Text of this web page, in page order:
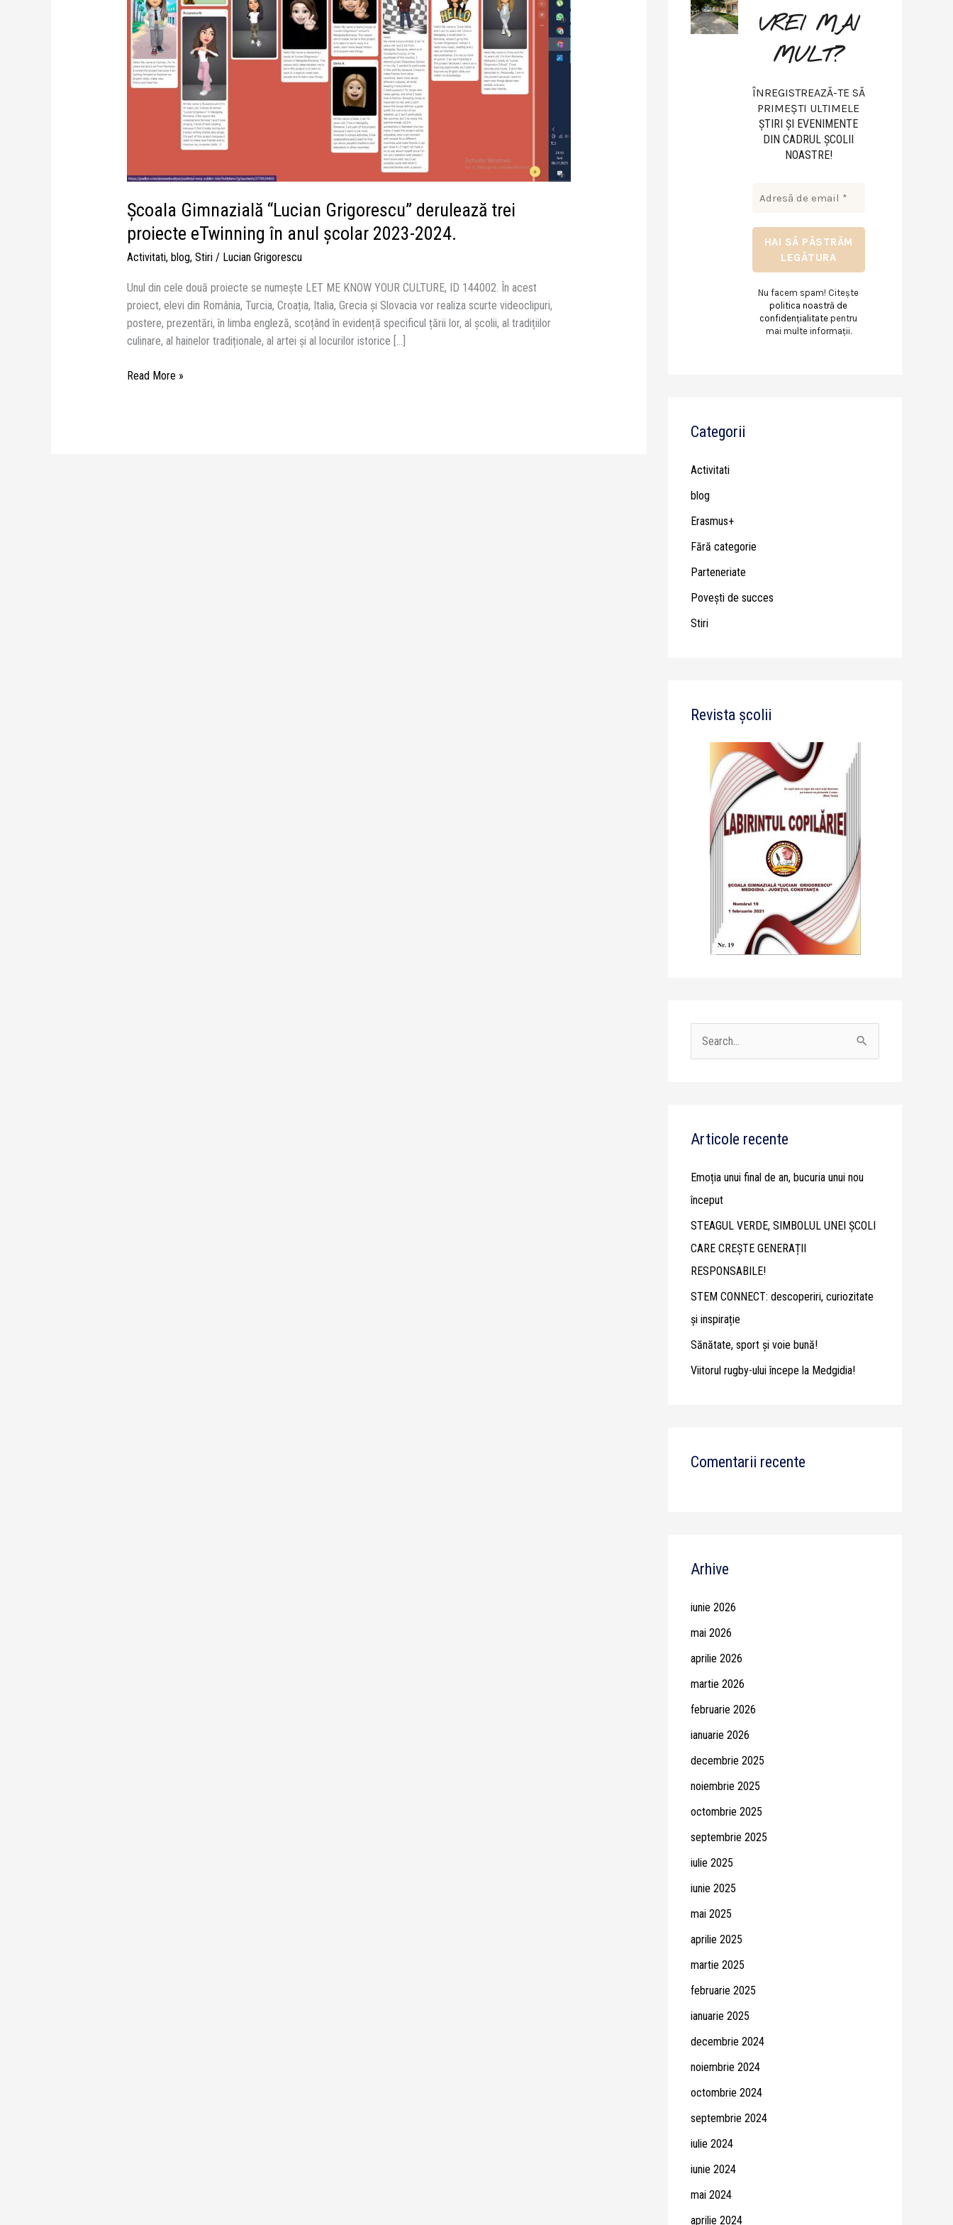
Şcoala Gimnazială “Lucian Grigorescu” derulează trei
proiecte eTwinning în anul şcolar 2023-2024.
Activitati, blog, Stiri/ Lucian Grigorescu
Unul din cele două proiecte se numește LET ME KNOW YOUR CULTURE, ID 144002. În acest
proiect, elevi din România, Turcia, Croația, Italia, Grecia și Slovacia vor realiza scurte videoclipuri,
postere, prezentări, în limba engleză, scoțând în evidență specificul țării lor, al școlii, al tradițiilor
culinare, al hainelor tradiționale, al artei și al locurilor istorice […]
derulează
trei
proiecte
eTwinning
Read More »
VREI MAI
MULT?
ÎNREGISTREAZĂ-TE SĂ
PRIMEȘTI ULTIMELE
ŞTIRI ŞI EVENIMENTE
DIN CADRUL ŞCOLII
NOASTRE!
Nu facem spam! Citește
politica noastră de
confidențialitate pentru
mai multe informații.
Categorii
Activitati
blog
Erasmus+
Fără categorie
Parteneriate
Poveşti de succes
Stiri
Revista școlii
c
f
o
r
:
Articole recente
Emoția unui final de an, bucuria unui nou
început
STEAGUL VERDE, SIMBOLUL UNEI ȘCOLI
CARE CREȘTE GENERAȚII
RESPONSABILE!
STEM CONNECT: descoperiri, curiozitate
și inspirație
Sănătate, sport și voie bună!
Viitorul rugby-ului începe la Medgidia!
Comentarii recente
Arhive
iunie 2026
mai 2026
aprilie 2026
martie 2026
februarie 2026
ianuarie 2026
decembrie 2025
noiembrie 2025
octombrie 2025
septembrie 2025
iulie 2025
iunie 2025
mai 2025
aprilie 2025
martie 2025
februarie 2025
ianuarie 2025
decembrie 2024
noiembrie 2024
octombrie 2024
septembrie 2024
iulie 2024
iunie 2024
mai 2024
aprilie 2024